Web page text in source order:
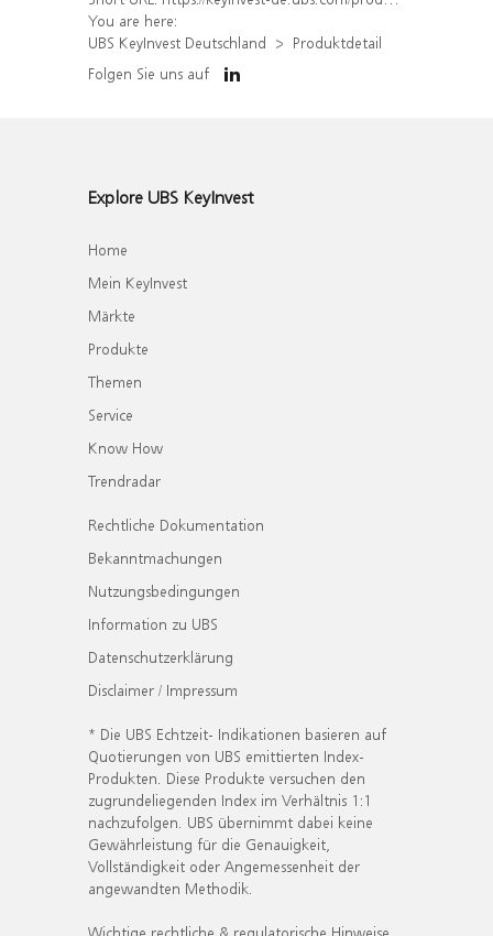
You are here:
UBS KeyInvest Deutschland
Produktdetail
Folgen Sie uns auf
Explore UBS KeyInvest
Home
Mein KeyInvest
Märkte
Produkte
Themen
Service
Know How
Trendradar
Rechtliche Dokumentation
Bekanntmachungen
Nutzungsbedingungen
Information zu UBS
Datenschutzerklärung
Disclaimer / Impressum
* Die UBS Echtzeit- Indikationen basieren auf
Quotierungen von UBS emittierten Index-
Produkten. Diese Produkte versuchen den
zugrundeliegenden Index im Verhältnis 1:1
nachzufolgen. UBS übernimmt dabei keine
Gewährleistung für die Genauigkeit,
Vollständigkeit oder Angemessenheit der
angewandten Methodik.